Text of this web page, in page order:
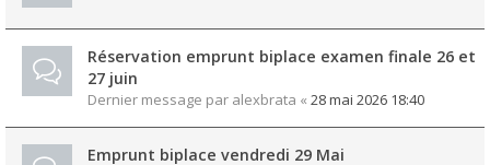
Réservation emprunt biplace examen finale 26 et
27 juin
Dernier message par alexbrata « 28 mai 2026 18:40
Emprunt biplace vendredi 29 Mai